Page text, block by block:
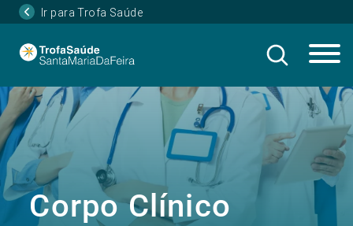
Ir para Trofa Saúde
Corpo Clínico